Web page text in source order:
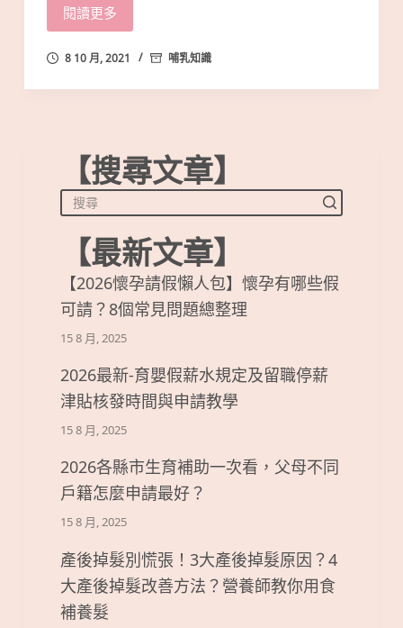
閱讀更多
8 10 月, 2021 哺乳知識
【搜尋文章】
【最新文章】
【2026懷孕請假懶人包】懷孕有哪些假
可請？8個常見問題總整理
15 8 月, 2025
2026最新-育嬰假薪水規定及留職停薪
津貼核發時間與申請教學
15 8 月, 2025
2026各縣市生育補助一次看，父母不同
戶籍怎麼申請最好？
15 8 月, 2025
產後掉髮別慌張！3大產後掉髮原因？4
大產後掉髮改善方法？營養師教你用食
補養髮